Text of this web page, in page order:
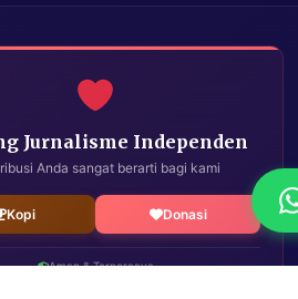
Jurnalisme Independen
Anda sangat berarti bagi kami
Kopi Donasi
Aman & Terpercaya